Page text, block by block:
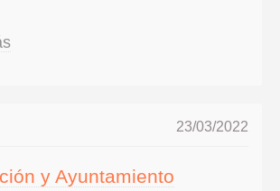
23/03/2022
y Ayuntamiento